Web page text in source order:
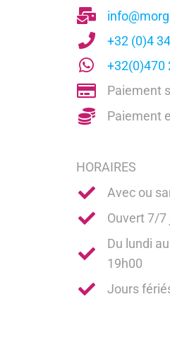
+32 (0)4
+32(0)470
Paiement
Paiement
HORAIRES
Avec ou
Ouvert 7/7
Du lundi
19h00
Jours